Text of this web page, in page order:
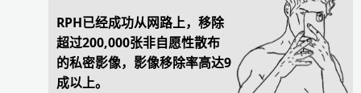
RPH已经成功从网路上，移除
超过200,000张非自愿性散布
的私密影像，影像移除率高达9
成以上。